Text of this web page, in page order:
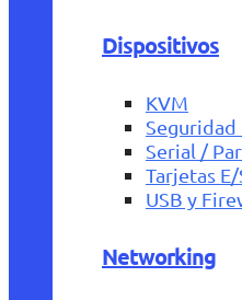
Dispositivos
KVM
Serial /
Tarjetas E/
USB y
Networking